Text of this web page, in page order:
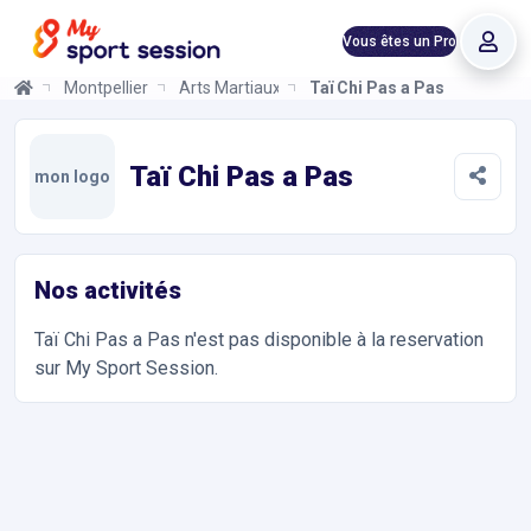
Vous êtes un Pro
Montpellier Arts Martiaux Taï Chi Pas a Pas
mon logo Taï Chi Pas a Pas
Nos activités
Taï Chi Pas a Pas n'est pas disponible à la reservation
sur My Sport Session.